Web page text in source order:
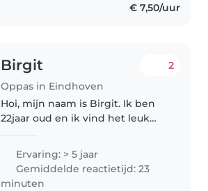
€ 7,50/uur
Birgit
Oppas in Eindhoven
2
Hoi, mijn naam is Birgit. Ik ben
22jaar oud en ik vind het leuk
omschrijven mij vaak als
behulpzaam en rustig. Ik heb
veel ervaring met kleine
Ervaring: > 5 jaar
Gemiddelde reactietijd: 23
minuten